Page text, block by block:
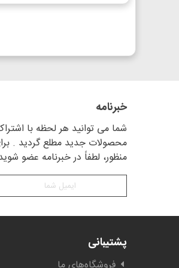
خبرنامه
شما می توانید هر لحظه با
محصولات جدید مطلع گردید .
منظور، لطفاً در خبرنامه عضو
پشتیبانی